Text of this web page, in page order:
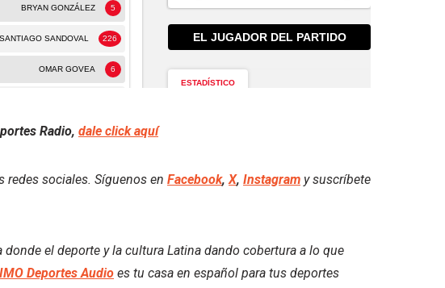
Radio, dale click aquí
sociales. Síguenos en Facebook,X, Instagram y suscríbete
el deporte y la cultura Latina dando cobertura a lo que
Deportes Audio es tu casa en español para tus deportes